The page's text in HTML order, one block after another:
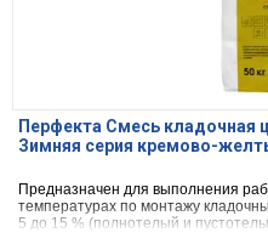
Перфекта Смесь кладочная
Зимняя серия кремово-
Предназначен для выполнения
температурах по монтажу
5 до 15 % (полнотелый и